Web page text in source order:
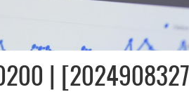
| [2024908327]